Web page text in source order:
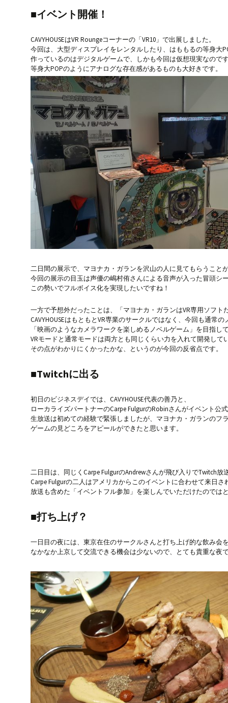
■イベント開催！
CAVYHOUSEはVR Roungeコーナーの「VR10」で出展しました。
今回は、大型ディスプレイをレンタルしたり、はももるの等身大
作っているのはデジタルゲームで、しかも今回は仮想現実なので
等身大POPのようにアナログな存在感があるものも大好きです。
二日間の展示で、マヨナカ・ガランを沢山の人に見てもらうこと
今回の展示の目玉は声優の嶋村侑さんによる音声が入った冒頭シ
この勢いでフルボイス化を実現したいですね！
一方で予想外だったことは、「マヨナカ・ガランはVR専用ソフ
CAVYHOUSEはもともとVR専業のサークルではなく、今回も通常
「映画のようなカメラワークを楽しめるノベルゲーム」を目指し
VRモードと通常モードは両方とも同じくらい力を入れて開発して
その点がわかりにくかったかな、というのが今回の反省点です。
■Twitchに出る
初日のビジネスデイでは、CAVYHOUSE代表の善乃と、
ローカライズパートナーのCarpe FulgurのRobinさんがイベント公
生放送は初めての経験で緊張しましたが、マヨナカ・ガランのフ
ゲームの見どころをアピールができたと思います。
二日目は、同じくCarpe FulgurのAndrewさんが飛び入りでTwitch
Carpe Fulgurの二人はアメリカからこのイベントに合わせて来日さ
放送も含めた「イベントフル参加」を楽しんでいただけたのでは
■打ち上げ？
一日目の夜には、東京在住のサークルさんと打ち上げ的な飲み会
なかなか上京して交流できる機会は少ないので、とても貴重な夜